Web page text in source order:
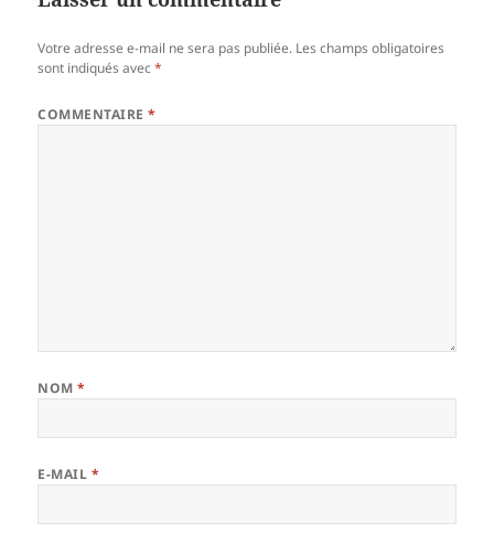
Votre adresse e-mail ne sera pas publiée. Les champs obligatoires
sont indiqués avec*
COMMENTAIRE*
NOM*
E-MAIL *